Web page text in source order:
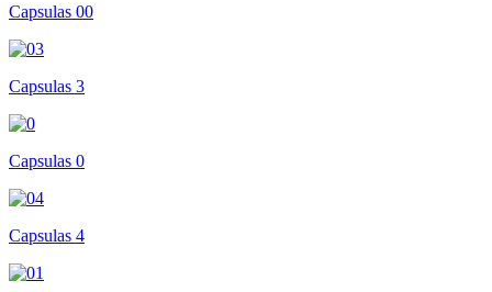
Capsulas 00
Capsulas 3
Capsulas 0
Capsulas 4